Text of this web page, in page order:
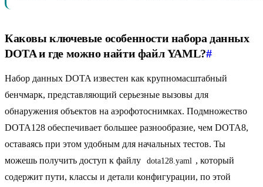
Каковы ключевые особенности набора данных
DOTA и где можно найти файл YAML?#
Набор данных DOTA известен как крупномасштабный
бенчмарк, представляющий серьезные вызовы для
обнаружения объектов на аэрофотоснимках. Подмножество
DOTA128 обеспечивает большее разнообразие, чем DOTA8,
оставаясь при этом удобным для начальных тестов. Ты
можешь получить доступ к файлу
dota128.yaml , который
содержит пути, классы и детали конфигурации, по этой